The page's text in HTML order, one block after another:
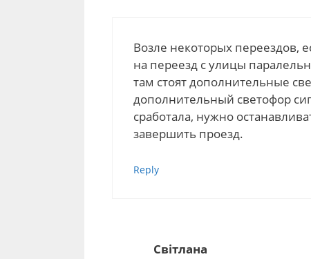
Возле некоторых переездов,
на переезд с улицы
там стоят дополнительные
дополнительный светофор
сработала, нужно
завершить проезд.
Reply
Світлана